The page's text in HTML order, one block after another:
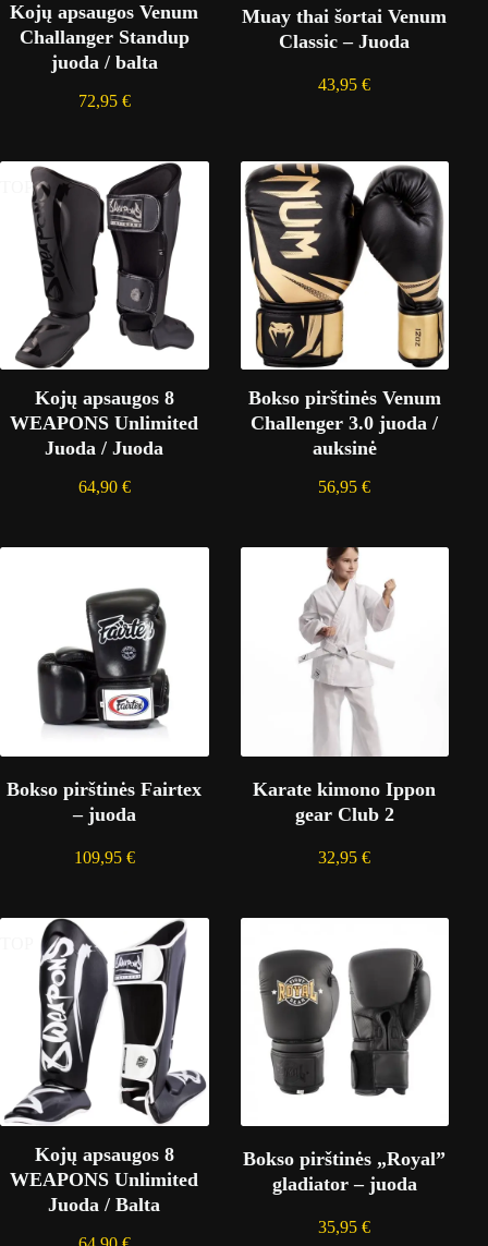
Kojų apsaugos Venum
Challanger Standup
juoda / balta
72,95 €
Muay thai šortai Venum
Classic – Juoda
43,95€
TOP
Kojų apsaugos 8
WEAPONS Unlimited
Juoda / Juoda
64,90 €
Bokso pirštinės Venum
Challenger 3.0 juoda /
auksinė
56,95€
Bokso pirštinės Fairtex
– juoda
109,95 €
Karate kimono Ippon
gear Club 2
32,95€
Kojų apsaugos 8
WEAPONS Unlimited
Juoda / Balta
Bokso pirštinės „Royal”
gladiator – juoda
35,95€